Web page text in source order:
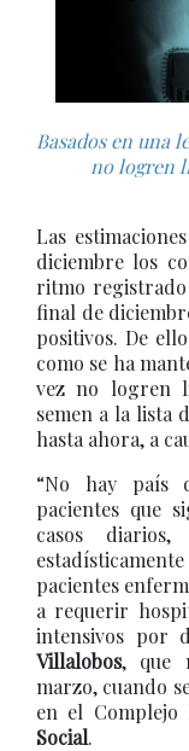
Basados en una
no logren
Las
diciembre los
ritmo registrado
final de
positivos. De
como se ha
vez no logren
semen a la lista
hasta ahora, a
“No hay país
pacientes que
casos
pacientes
a requerir
intensivos por
Villalobos, que
marzo, cuando
en el Complejo
Social.